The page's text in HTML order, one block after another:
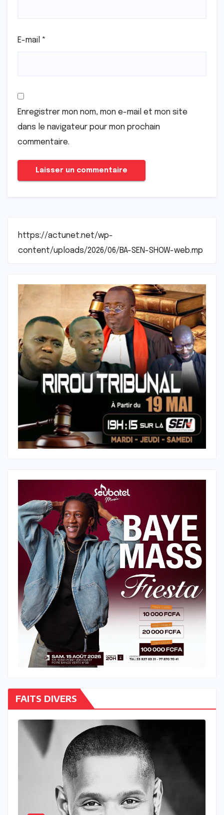
E-mail *
Enregistrer mon nom, mon e-mail et mon site
dans le navigateur pour mon prochain
commentaire.
https://actunet.net/wp-
content/uploads/2026/06/BA-SEN-SHOW-web.mp
FAITS DIVERS